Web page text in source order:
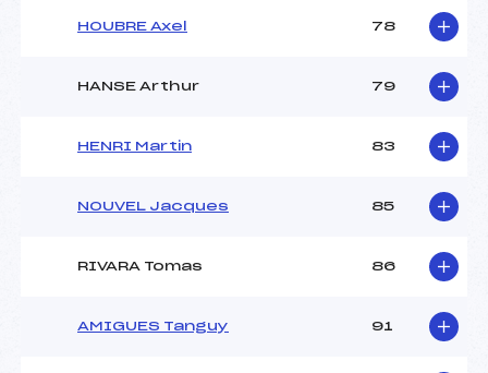
HOUBRE Axel 78
HANSE Arthur 79
HENRI Martin 83
NOUVEL Jacques 85
RIVARA Tomas 86
AMIGUES Tanguy 91